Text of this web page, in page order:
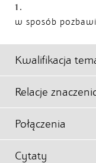
1.
w sposób
Kwalifikacja
Relacje
Połączenia
Cytaty